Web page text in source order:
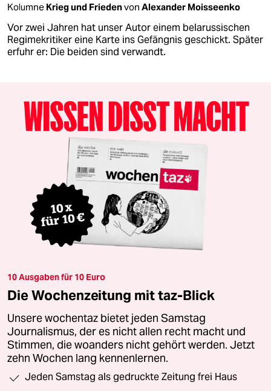
Kolumne Krieg und Friedenvon Alexander Moisseenko
Vor zwei Jahren hat unser Autor einem belarussischen
Regimekritiker eine Karte ins Gefängnis geschickt. Später
erfuhr er: Die beiden sind verwandt.
10 Ausgaben für 10 Euro
Die Wochenzeitung mit taz-Blick
Unsere wochentaz bietet jeden Samstag
Journalismus, der es nicht allen recht macht und
Stimmen, die woanders nicht gehört werden. Jetzt
zehn Wochen lang kennenlernen.
Jeden Samstag als gedruckte Zeitung frei Haus